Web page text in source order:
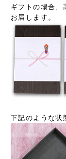
ギフトの場合、
お届します。
下記のような状